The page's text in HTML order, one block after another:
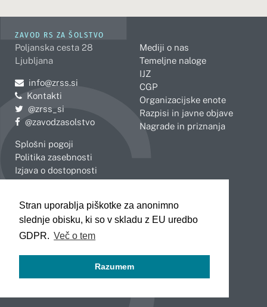
Stran uporablja piškotke za anonimno
slednje obisku, ki so v skladu z EU uredbo
GDPR. Več o tem
Razumem
ZAVOD RS ZA ŠOLSTVO
Poljanska cesta 28
Ljubljana
Pošljite e-mail na
info@zrss.si
Kontakti
Pojdite na Twitter:
@zrss_si
Pojdite na Facebook:
@zavodzasolstvo
Splošni pogoji
Politika zasebnosti
Izjava o dostopnosti
Mediji o nas
Temeljne naloge
IJZ
CGP
Organizacijske enote
Razpisi in javne objave
Nagrade in priznanja
Celje
Koper
Kranj
Novo mesto
Slovenj Gradec